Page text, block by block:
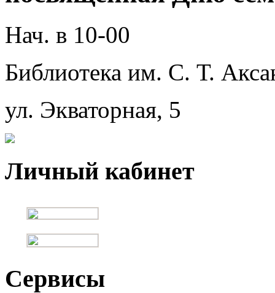
Нач. в 10-00
Библиотека им. С. Т.
ул. Экваторная, 5
Личный кабинет
Сервисы